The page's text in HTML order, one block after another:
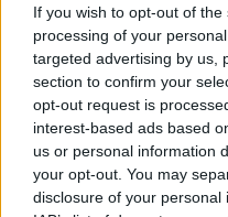
If you wish to opt-out of
processing of your
targeted advertising by us,
section to confirm your
opt-out request is
interest-based ads based
us or personal information
your opt-out. You may
disclosure of your